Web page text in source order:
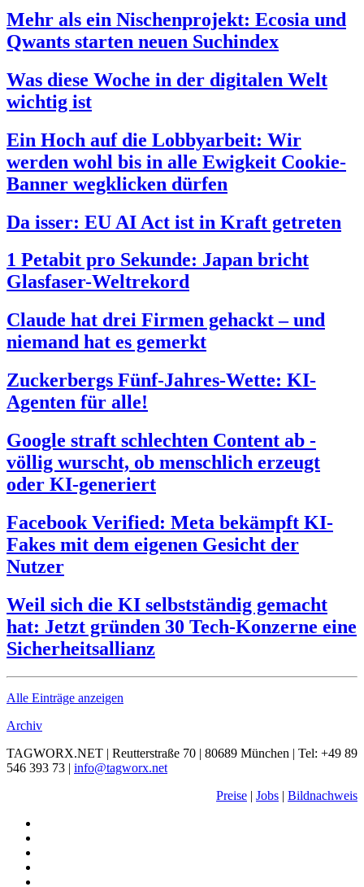
Mehr als ein Nischenprojekt: Ecosia und
Qwants starten neuen Suchindex
Was diese Woche in der digitalen Welt
wichtig ist
Ein Hoch auf die Lobbyarbeit: Wir
werden wohl bis in alle Ewigkeit Cookie-
Banner wegklicken dürfen
Da isser: EU AI Act ist in Kraft getreten
1 Petabit pro Sekunde: Japan bricht
Glasfaser-Weltrekord
Claude hat drei Firmen gehackt – und
niemand hat es gemerkt
Zuckerbergs Fünf-Jahres-Wette: KI-
Agenten für alle!
Google straft schlechten Content ab -
völlig wurscht, ob menschlich erzeugt
oder KI-generiert
Facebook Verified: Meta bekämpft KI-
Fakes mit dem eigenen Gesicht der
Nutzer
Weil sich die KI selbstständig gemacht
hat: Jetzt gründen 30 Tech-Konzerne eine
Sicherheitsallianz
Alle Einträge anzeigen
Archiv
TAGWORX.NET | Reutterstraße 70 | 80689 München | Tel: +49 89
546 393 73 | info@tagworx.net
Preise | Jobs | Bildnachweis